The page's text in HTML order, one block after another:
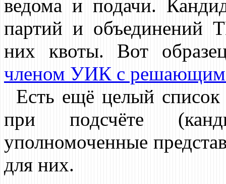
ведома и подачи.
партий и объединений
них квоты. Вот
членом УИК с решающим
Есть ещё целый список
при подсчёте
уполномоченные
для них.